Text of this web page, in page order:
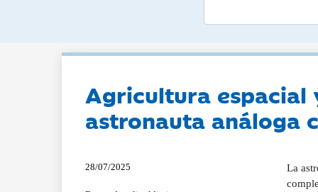
Agricultura espacial
astronauta análoga
28/07/2025
La